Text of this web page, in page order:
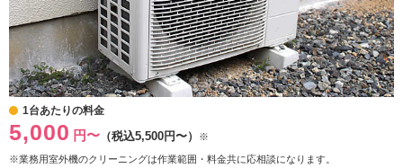
1台あたりの料金
5,000 円〜 （税込5,500円〜） ※
※業務用室外機のクリーニングは作業範囲・料金共に応相談になります。